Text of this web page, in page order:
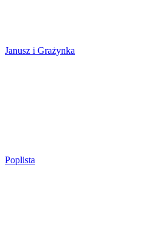
Janusz i Grażynka
Poplista